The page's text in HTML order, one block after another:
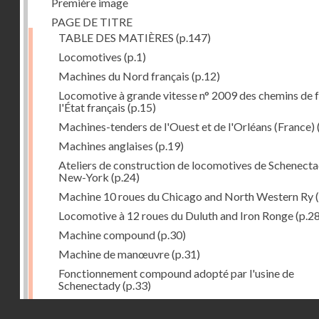
PAGE DE TITRE
TABLE DES MATIÈRES (p.147)
Locomotives (p.1)
Machines du Nord français (p.12)
Locomotive à grande vitesse n° 2009 des chemins de
l'État français (p.15)
Machines-tenders de l'Ouest et de l'Orléans (France)
Machines anglaises (p.19)
Ateliers de construction de locomotives de
New-York (p.24)
Machine 10 roues du Chicago and North Western Ry
Locomotive à 12 roues du Duluth and Iron Ronge
Machine compound(p.30)
Machine de manœuvre(p.31)
Fonctionnement compound adopté par l'usine de
Schenectady(p.33)